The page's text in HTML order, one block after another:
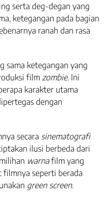
serta deg-degan yang
ketegangan pada bagian
ranah dan rasa
sama ketegangan yang
film zombie. Ini
karakter utama
dengan
secara sinematografi
ilusi berbeda dari
warnafilm yang
filmnya seperti berada
green screen.